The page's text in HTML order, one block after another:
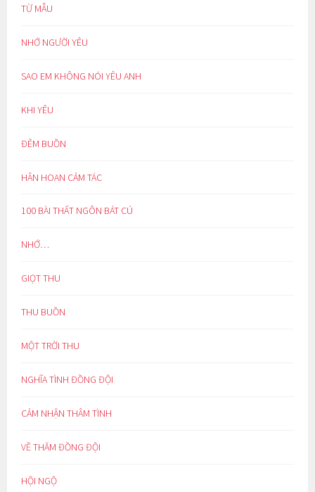
TỪ MẪU
NHỚ NGƯỜI YÊU
SAO EM KHÔNG NÓI YÊU ANH
KHI YÊU
ĐÊM BUỒN
HÂN HOAN CẢM TÁC
100 BÀI THẤT NGÔN BÁT CÚ
NHỚ…
GIỌT THU
THU BUỒN
MỘT TRỜI THU
NGHĨA TÌNH ĐỒNG ĐỘI
CẢM NHẬN THÂM TÌNH
VỀ THĂM ĐỒNG ĐỘI
HỘI NGỘ